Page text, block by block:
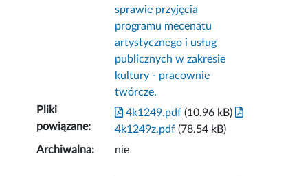
sprawie przyjęcia
programu mecenatu
artystycznego i usług
publicznych w zakresie
kultury - pracownie
twórcze.
Pliki
powiązane:
4k1249.pdf (10.96 kB)
4k1249z.pdf (78.54 kB)
Archiwalna:
nie